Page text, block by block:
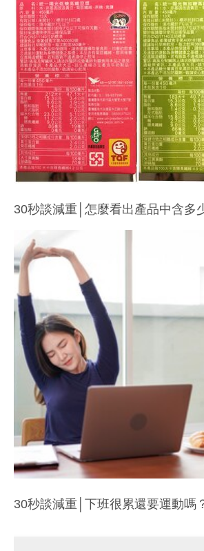
30秒談減重│怎麼看出產品中含多
30秒談減重│下班很累還要運動嗎